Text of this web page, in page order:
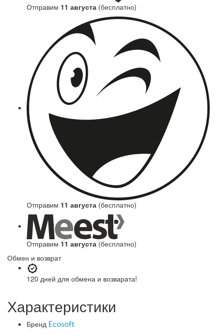
Отправим 11 августа (бесплатно)
Отправим 11 августа (бесплатно)
Отправим 11 августа (бесплатно)
Обмен и возврат
120 дней для обмена и возварата!
Характеристики
Бренд Ecosoft